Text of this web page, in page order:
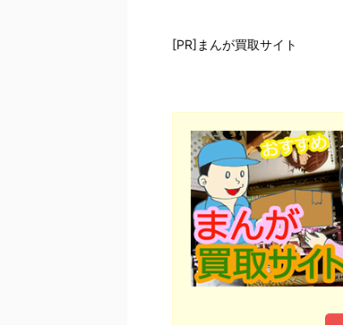
[PR]まんが買取サイト